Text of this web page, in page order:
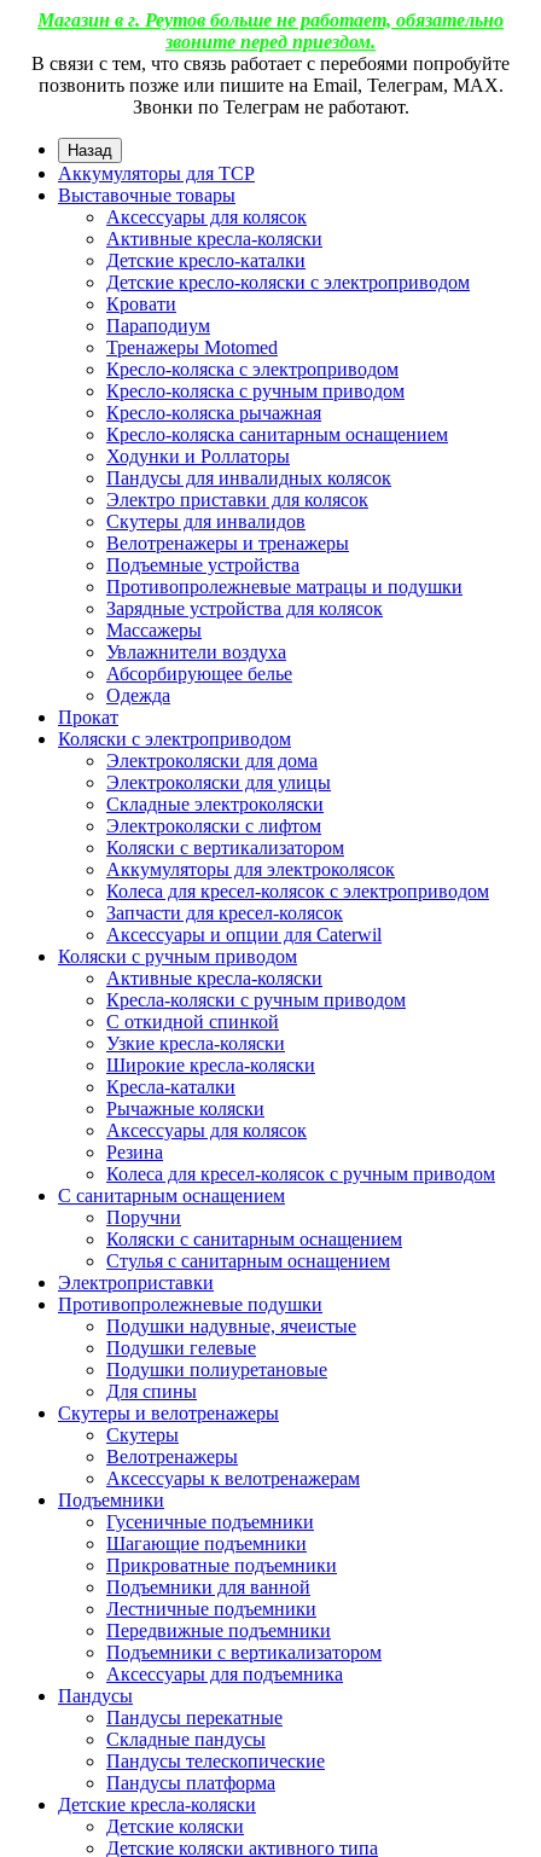
Магазин в г. Реутов больше не работает, обязательно
звоните перед приездом.
В связи с тем, что связь работает с перебоями попробуйте
позвонить позже или пишите на Email, Телеграм, МАХ.
Звонки по Телеграм не работают.
Назад
Аккумуляторы для ТСР
Выставочные товары
Аксессуары для колясок
Активные кресла-коляски
Детские кресло-каталки
Детские кресло-коляски с электроприводом
Кровати
Параподиум
Тренажеры Motomed
Кресло-коляска с электроприводом
Кресло-коляска с ручным приводом
Кресло-коляска рычажная
Кресло-коляска санитарным оснащением
Ходунки и Роллаторы
Пандусы для инвалидных колясок
Электро приставки для колясок
Скутеры для инвалидов
Велотренажеры и тренажеры
Подъемные устройства
Противопролежневые матрацы и подушки
Зарядные устройства для колясок
Массажеры
Увлажнители воздуха
Абсорбирующее белье
Одежда
Прокат
Коляски с электроприводом
Электроколяски для дома
Электроколяски для улицы
Складные электроколяски
Электроколяски с лифтом
Коляски с вертикализатором
Аккумуляторы для электроколясок
Колеса для кресел-колясок с электроприводом
Запчасти для кресел-колясок
Аксессуары и опции для Caterwil
Коляски с ручным приводом
Активные кресла-коляски
Кресла-коляски с ручным приводом
С откидной спинкой
Узкие кресла-коляски
Широкие кресла-коляски
Кресла-каталки
Рычажные коляски
Аксессуары для колясок
Резина
Колеса для кресел-колясок с ручным приводом
С санитарным оснащением
Поручни
Коляски с санитарным оснащением
Стулья с санитарным оснащением
Электроприставки
Противопролежневые подушки
Подушки надувные, ячеистые
Подушки гелевые
Подушки полиуретановые
Для спины
Скутеры и велотренажеры
Скутеры
Велотренажеры
Аксессуары к велотренажерам
Подъемники
Гусеничные подъемники
Шагающие подъемники
Прикроватные подъемники
Подъемники для ванной
Лестничные подъемники
Передвижные подъемники
Подъемники с вертикализатором
Аксессуары для подъемника
Пандусы
Пандусы перекатные
Складные пандусы
Пандусы телескопические
Пандусы платформа
Детские кресла-коляски
Детские коляски
Детские коляски активного типа